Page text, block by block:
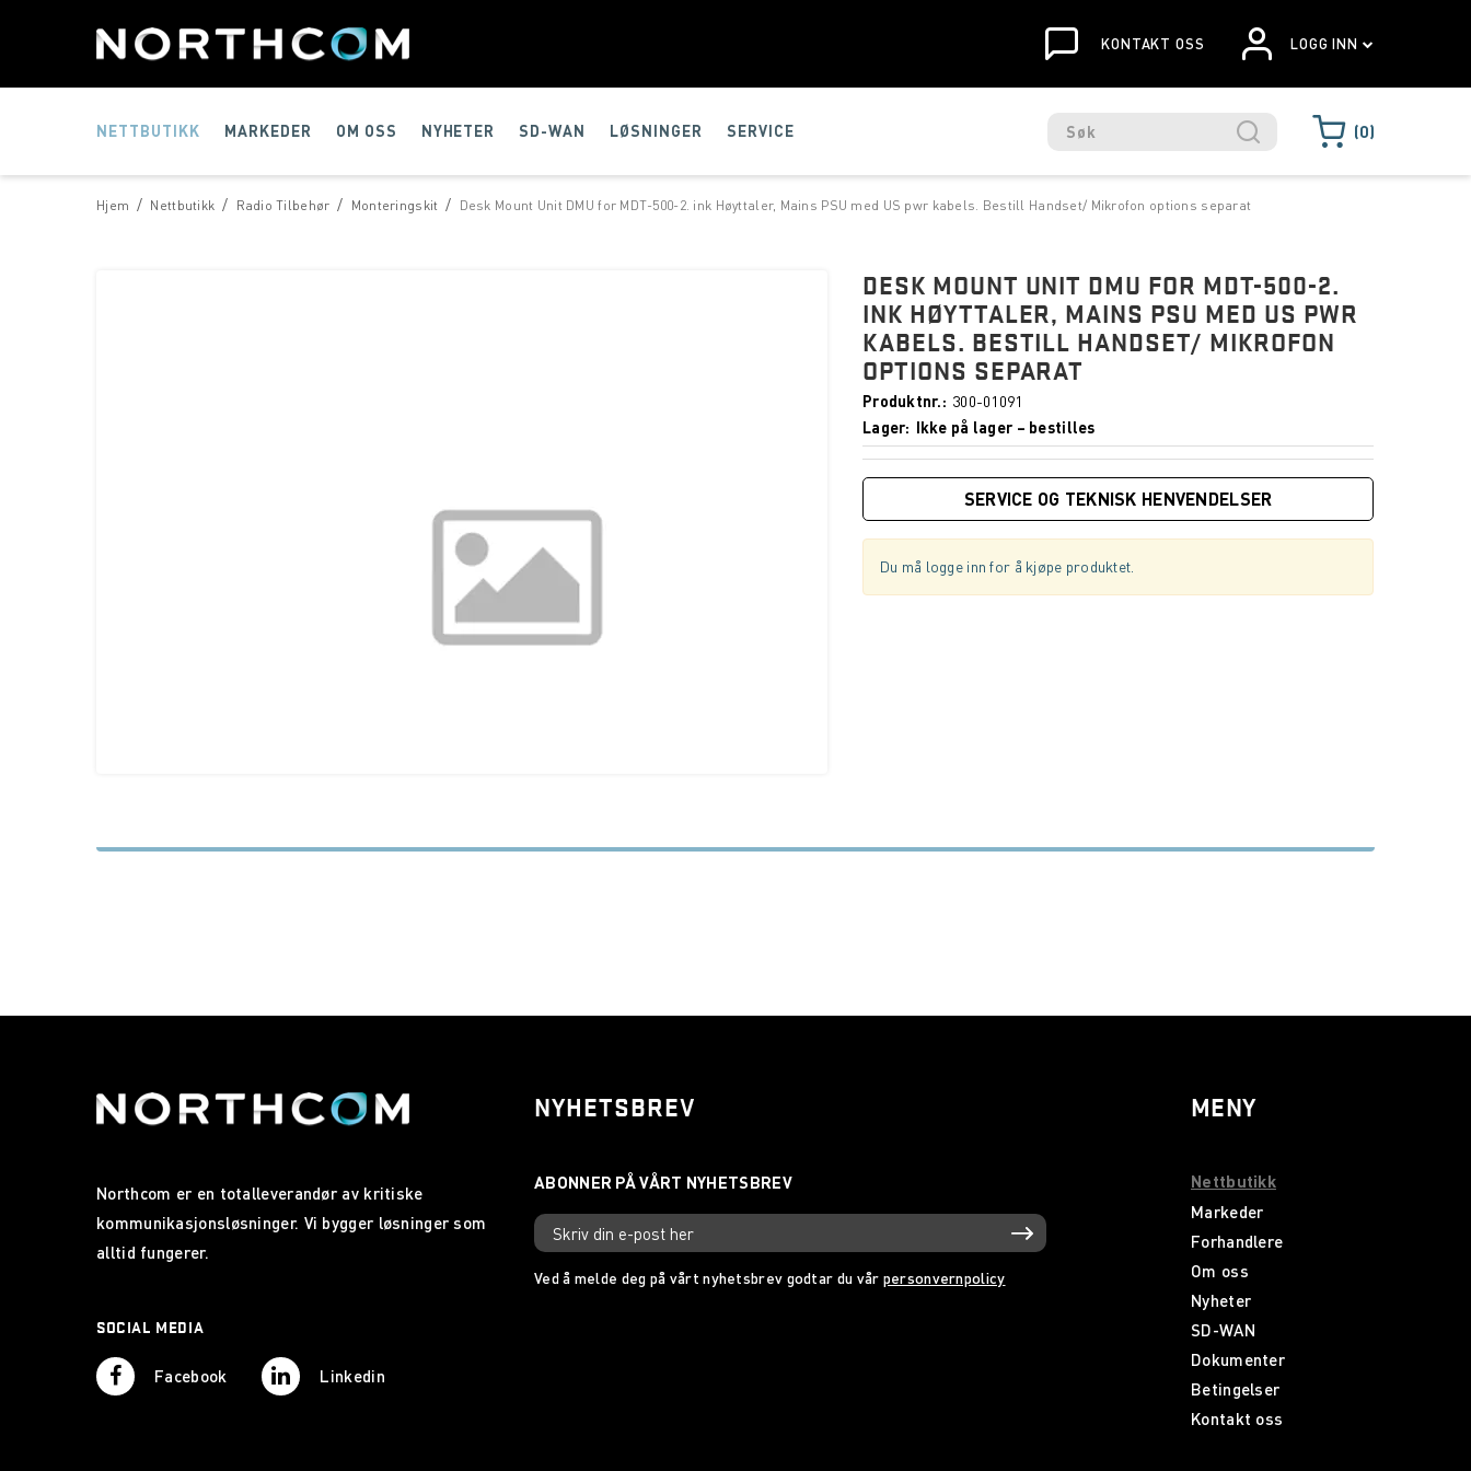
KONTAKT OSS LOGG INN
NETTBUTIKK MARKEDER OM OSS NYHETER SD-WAN LØSNINGER SERVICE 0
/
Hjem /
Nettbutikk /
Radio Tilbehør /
Monteringskit Desk Mount Unit DMU for MDT-500-2. ink Høyttaler, Mains PSU med US pwr kabels. Bestill Handset/ Mikrofon options separat
DESK MOUNT UNIT DMU FOR MDT-500-2.
INK HØYTTALER, MAINS PSU MED US PWR
KABELS. BESTILL HANDSET/ MIKROFON
OPTIONS SEPARAT
Produktnr.
300-01091
Lager
Ikke på lager – bestilles
SERVICE OG TEKNISK HENVENDELSER
Du må logge inn for å kjøpe produktet.
Northcom er en totalleverandør av kritiske
kommunikasjonsløsninger. Vi bygger løsninger som
alltid fungerer.
SOCIAL MEDIA
Facebook Linkedin
NYHETSBREV
Ved å melde deg på vårt nyhetsbrev godtar du vår personvernpolicy
MENY
Nettbutikk
Markeder
Forhandlere
Om oss
Nyheter
SD-WAN
Dokumenter
Betingelser
Kontakt oss